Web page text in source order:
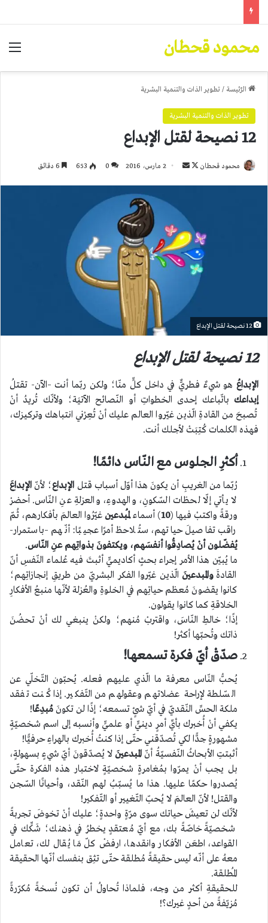
محمود قحطان
الرّئيسة /تطوير الذات والتنمية البشرية
تطوير الذات والتنمية البشرية
12 نصيحة لقتل الإبداع
محمود قحطان
تابعأرسل
2 مارس، 2016 0
653
12 نصيحة لقتل الإبداع
الإبداعُ هو شيءٌ فطريٌّ في داخل كلٍّ منّا؛ ولكن ربّما أنت –الآن- تقتلُ
إبداعك باتّباعك إحدى الخطواتِ أو النّصائح الآتيَة؛ ولأنّك تُريدُ أنْ
تُصبحَ من القادةِ الّذين غيّروا العالم عليك أنْ تُعِرْني انتباهك وتركيزك،
فهذه الكلمات كُتِبَتْ لأجلك أنت.
أكثرِ الجلوس مع النّاس دائمًا!
رُبّما من الغريبِ أن يكونَ هذا أوّل أسباب قتل الإبداع؛ لأنّ الإبداعَ
لا يأتي إلّا لحظات السّكونِ، والهدوءِ، والعزلةِ عنِ النّاس. أحضرْ
ورقةً واكتبْ فيها (10) أسماءلمُبدعين غيّرُوا العالمَ بأفكارهم، ثُمّ
راقب تفاصيلَ حياتهم، ستُلاحظ أمرًا عجيبًا: أنّهم –باستمرار-
يُفضّلون أنْ يُصادِقُوا أنفسَهم، ويكتفونَ بذواتِهم عنِ النّاس.
ما يُبيّن هذا الأمر إجراء بحثٍ أكاديميٍّ أثبتَ فيه عُلماء النّفسِ أنّ
القادةَ والمبدعينَالّذين غيّروا الفكر البشريّ من طريقِ إنجازاتِهم؛
كانوا يقضونَ مُعظم حياتِهم في الخلوةِ والعُزلة لأنّها منبعُ الأفكارِ
الخلاقةِ كما كانوا يقولون.
إذًا؛ خالطِ النّاسَ، واقتربْ مُنهم؛ ولكنْ ينبغي لك أنْ تحضُنَ
ذاتك وتُحبّها أكثر!
صدّقْ أيّ فكرة تسمعها!
يُحبُّ النّاس معرفة ما الّذي عليهم فعله. يُحبّون التّخلّي عن
السّلطة لإراحة عضلاتهم وعقولهم من التّفكير. إذا كُنت تفقد
ملكة الحسِّ النّقديّ في أيّ شئٍ تسمعه؛ إذًا لن تكونَ مُبدِعًا!
يكفي أنْ أُخبرك بأيِّ أمرٍ دينيٍّ أو علميٍّ وأنسبه إلى اسم شخصيّةٍ
مشهورةٍ جدًّا لكي تُصدّقني حتّى إذا كنتُ أُخبرك بالهراءِ حرفيًّا!
أثبتتِ الأبحاثُ النّفسيّةُ أنّ المبدعينَلا يُصدّقونَ أيّ شيءٍ بسهولةٍ،
بل يجب أنْ يمرّوا بمُغامرةٍ شخصيّةٍ لاختبار هذه الفكرة حتّى
يُصدروا حكمًا عليها. هذا ما يُسبّبُ لهم النّقد، وأحيانًا السّجن
والقتل! لأنّ العالمَ لا يُحبّ التّغيير أو التّفكير!
لأنّك لن تعيشَ حياتك سوى مرّةٍ واحدةٍ؛ عليك أنْ تخوضَ تجربةً
شخصيّةً خاصّةً بك، مع أيّ مُعتقدٍ يخطرُ في ذهنك؛ شَكِّك في
القواعد، اطعَن الأفكار وانقدها، ارفضْ كلّ مَا يُقال لك، تعامل
معهُ على أنّه ليس حقيقةً مُطلقة حتّى تثِق بنفسك أنّها الحقيقة
المُطلقة.
للحقيقةِ أكثر من وجه، فلماذا تُحاولُ أن تكون نُسخةً مُكرّرةً
مُزيّفةً من أحدٍ غيرك؟!